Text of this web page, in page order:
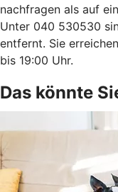
nachfragen als auf
Unter 040 530530
entfernt. Sie
bis 19:00 Uhr.
Das könnte